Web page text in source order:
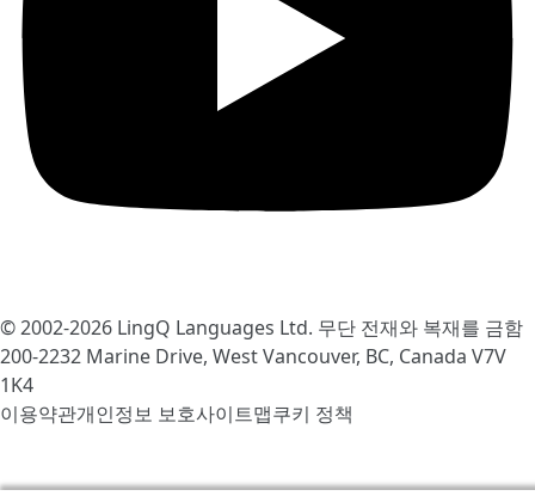
© 2002-2026 LingQ Languages Ltd. 무단 전재와 복재를 금함
200-2232 Marine Drive, West Vancouver, BC, Canada V7V
1K4
이용약관개인정보 보호사이트맵쿠키 정책